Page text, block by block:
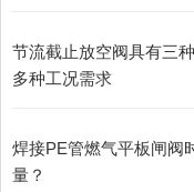
节流截止放空阀具有三
多种工况需求
焊接PE管燃气平板闸阀
量？